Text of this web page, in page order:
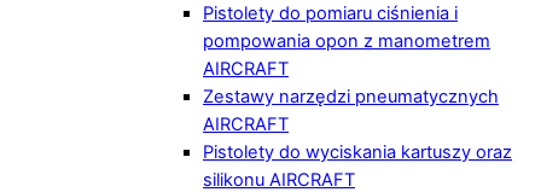
Pistolety do pomiaru ciśnienia i
pompowania opon z manometrem
AIRCRAFT
Zestawy narzędzi pneumatycznych
AIRCRAFT
Pistolety do wyciskania kartuszy oraz
silikonu AIRCRAFT